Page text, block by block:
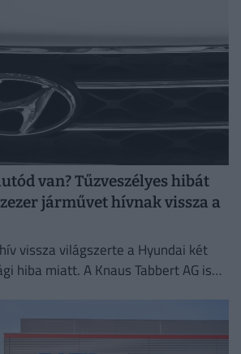
van? Tűzveszélyes hibát
járművet hívnak vissza a
vissza világszerte a Hyundai két
hiba miatt. A Knaus Tabbert AG is